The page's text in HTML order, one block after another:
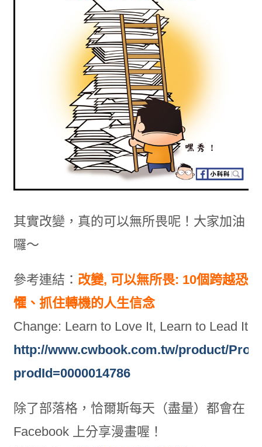
其實改變，真的可以無所畏呢！大家加油
囉～
參考連結： 改變, 可以無所畏: 10個跨越恐
懼、抓住轉機的人生信念
Change: Learn to Love It, Learn to Lead It
http://www.cwbook.com.tw/product/
prodId=0000014786
除了部落格，恰爾斯每天（盡量）都會在
Facebook 上分享漫畫喔！